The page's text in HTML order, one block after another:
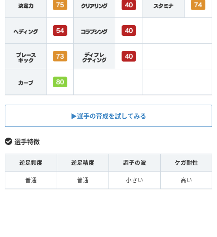
▶︎選手の育成を試してみる
選手特徴
逆足頻度 逆足精度 調子の波 ケガ耐性
普通 普通 小さい 高い